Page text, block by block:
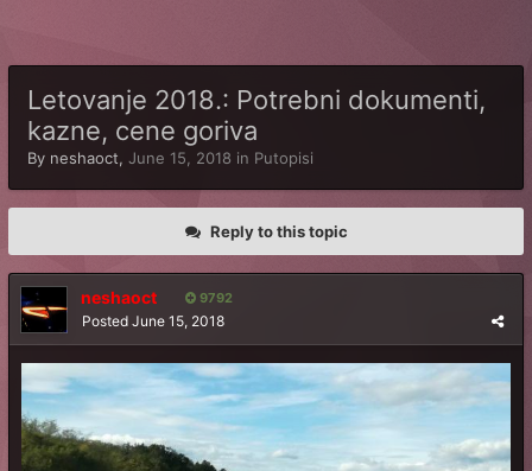
Letovanje 2018.: Potrebni dokumenti,
kazne, cene goriva
By neshaoct, June 15, 2018 in Putopisi
Reply to this topic
neshaoct 9792
Posted June 15, 2018